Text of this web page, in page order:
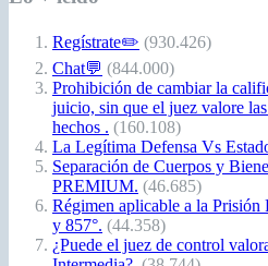
Regístrate✏️ (930.426)
Chat💬 (844.000)
Prohibición de cambiar la
juicio, sin que el juez valore
hechos . (160.108)
La Legítima Defensa Vs
Separación de Cuerpos y
PREMIUM. (46.685)
Régimen aplicable a la Prisión
y 857°. (44.358)
¿Puede el juez de control